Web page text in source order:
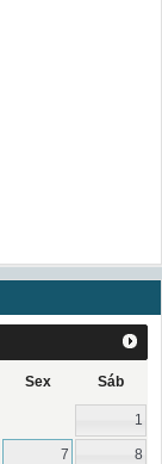
Sex Sáb
1
7 8